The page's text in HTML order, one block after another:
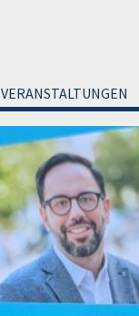
VERANSTALTUNGEN